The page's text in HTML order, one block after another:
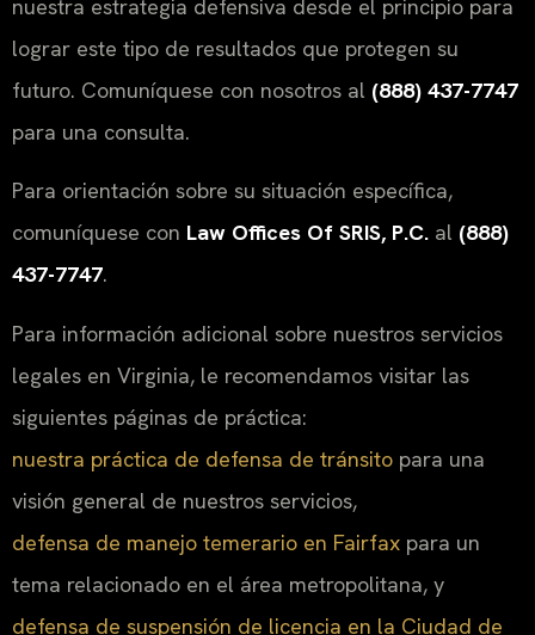
nuestra estrategia defensiva desde el principio para
lograr este tipo de resultados que protegen su
futuro. Comuníquese con nosotros al (888) 437-7747
para una consulta.
Para orientación sobre su situación específica,
comuníquese con Law Offices Of SRIS, P.C. al (888)
437-7747.
Para información adicional sobre nuestros servicios
legales en Virginia, le recomendamos visitar las
siguientes páginas de práctica:
nuestra práctica de defensa de tránsito para una
visión general de nuestros servicios,
defensa de manejo temerario en Fairfax para un
tema relacionado en el área metropolitana, y
defensa de suspensión de licencia en la Ciudad de